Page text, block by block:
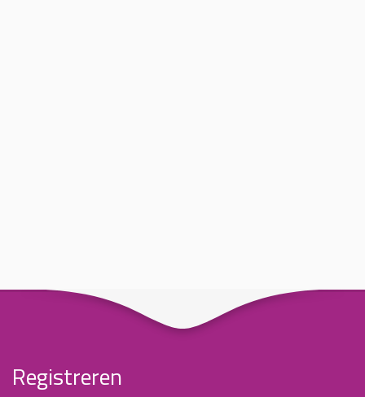
Registreren